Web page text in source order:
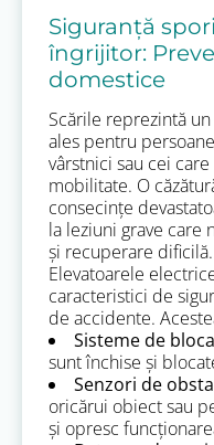
Siguranță
îngrijitor:
domestice
Scările reprezintă
ales pentru
vârstnici sau cei
mobilitate. O
consecințe
la leziuni grave care
și recuperare dificilă.
Elevatoarele
caracteristici de
de accidente.
Sisteme de
sunt închise și
Senzori de
oricărui obiect sau
și opresc